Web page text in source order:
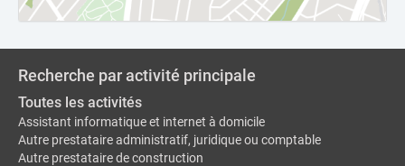
Recherche par activité principale
Toutes les activités
Assistant informatique et internet à domicile
Autre prestataire administratif, juridique ou comptable
Autre prestataire de construction